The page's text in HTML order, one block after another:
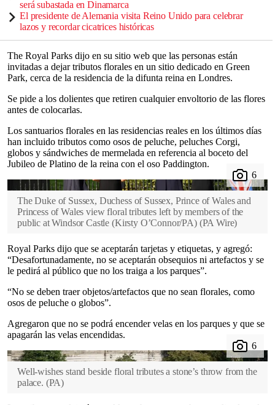
será subastada en Dinamarca
El presidente de Alemania visita Reino Unido para celebrar
lazos y recordar cicatrices históricas
The Royal Parks dijo en su sitio web que las personas están
invitadas a dejar tributos florales en un sitio dedicado en Green
Park, cerca de la residencia de la difunta reina en Londres.
Se pide a los dolientes que retiren cualquier envoltorio de las flores
antes de colocarlas.
Los santuarios florales en las residencias reales en los últimos días
han incluido tributos como osos de peluche, peluches Corgi,
globos y sándwiches de mermelada en referencia al boceto del
Jubileo de Platino de la reina con el oso Paddington.
The Duke of Sussex, Duchess of Sussex, Prince of Wales and
Princess of Wales view floral tributes left by members of the
public at Windsor Castle (Kirsty O’Connor/PA) (PA Wire)
Royal Parks dijo que se aceptarán tarjetas y etiquetas, y agregó:
“Desafortunadamente, no se aceptarán obsequios ni artefactos y se
le pedirá al público que no los traiga a los parques”.
“No se deben traer objetos/artefactos que no sean florales, como
osos de peluche o globos”.
Agregaron que no se podrá encender velas en los parques y que se
apagarán las velas encendidas.
Well-wishes stand beside floral tributes a stone’s throw from the
palace. (PA)